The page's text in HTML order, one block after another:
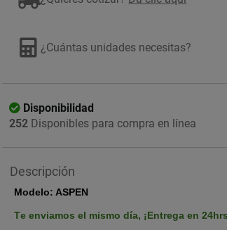
Imagen ilustrativa
¿Cuántas unidades necesitas?
Disponibilidad
252 Disponibles para compra en línea
Descripción
Modelo: ASPEN
Te enviamos el mismo día, ¡Entrega en